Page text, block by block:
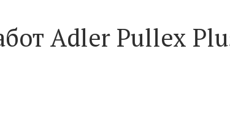
Adler Pullex